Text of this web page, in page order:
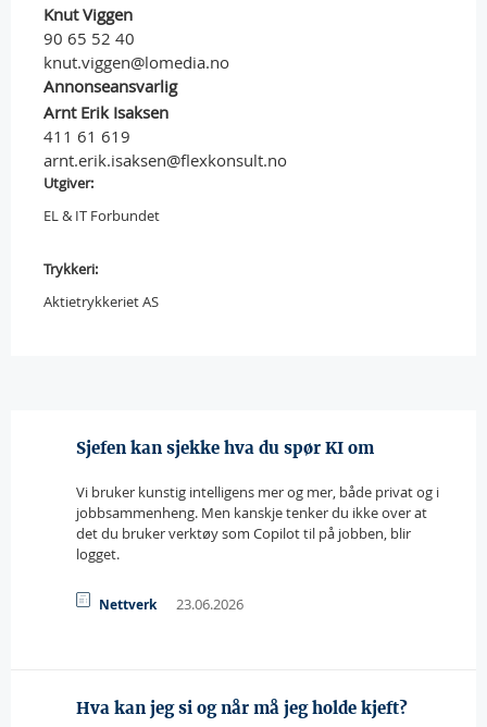
Knut Viggen
90 65 52 40
knut.viggen@lomedia.no
Annonseansvarlig
Arnt Erik Isaksen
411 61 619
arnt.erik.isaksen@flexkonsult.no
Utgiver:
EL & IT Forbundet
Trykkeri:
Aktietrykkeriet AS
Sjefen kan sjekke hva du spør KI om
Vi bruker kunstig intelligens mer og mer, både privat og i
jobbsammenheng. Men kanskje tenker du ikke over at
det du bruker verktøy som Copilot til på jobben, blir
logget.
Nettverk 23.06.2026
Hva kan jeg si og når må jeg holde kjeft?